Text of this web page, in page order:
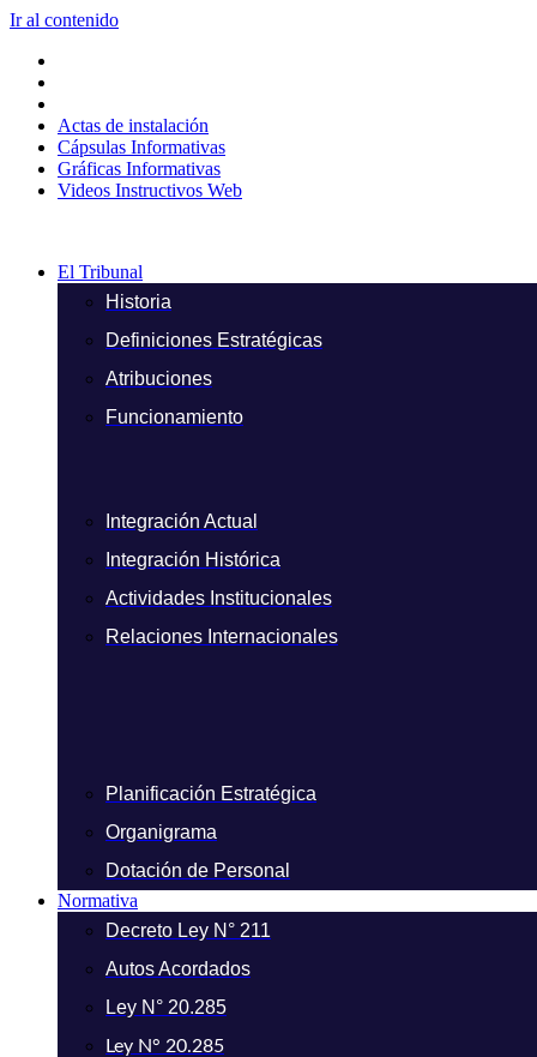
Ir al contenido
Actas de instalación
Cápsulas Informativas
Gráficas Informativas
Videos Instructivos Web
El Tribunal
Historia
Definiciones Estratégicas
Atribuciones
Funcionamiento
Integración Actual
Integración Histórica
Actividades Institucionales
Relaciones Internacionales
Planificación Estratégica
Organigrama
Dotación de Personal
Normativa
Decreto Ley N° 211
Autos Acordados
Ley N° 20.285
Ley N° 20.285